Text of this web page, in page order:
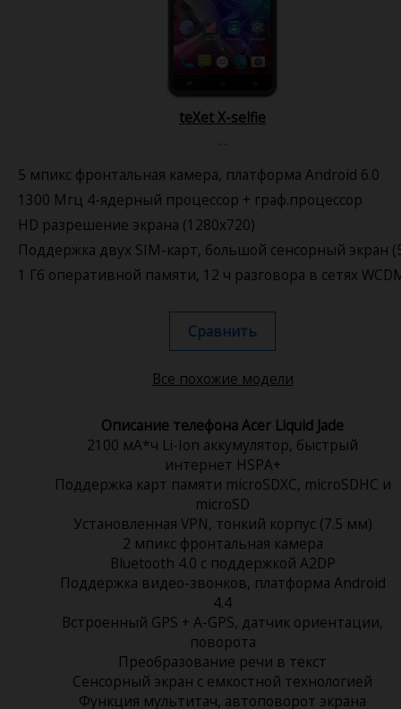
teXet X-selfie
5 мпикс фронтальная камера, платформа Android 6.0
1300 Мгц 4-ядерный процессор + граф.процессор
HD разрешение экрана (1280x720)
Поддержка двух SIM-карт, большой сенсорный экран
1 Гб оперативной памяти, 12 ч разговора в сетях
Сравнить
Все похожие модели
Описание телефона Acer Liquid Jade
2100 мА*ч Li-Ion аккумулятор, быстрый
интернет HSPA+
Поддержка карт памяти microSDXC, microSDHC и
microSD
Установленная VPN, тонкий корпус (7.5 мм)
2 мпикс фронтальная камера
Bluetooth 4.0 с поддержкой A2DP
Поддержка видео-звонков, платформа Android
4.4
Встроенный GPS + A-GPS, датчик ориентации,
поворота
Преобразование речи в текст
Сенсорный экран c емкостной технологией
Функция мультитач, автоповорот экрана